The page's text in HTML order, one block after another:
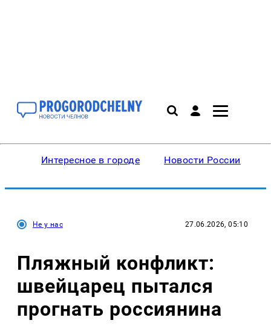
Интересное в городе Новости России
Не у нас 27.06.2026, 05:10
Пляжный конфликт:
швейцарец пытался
прогнать россиянина